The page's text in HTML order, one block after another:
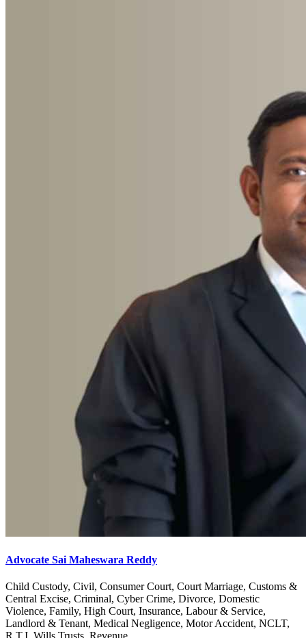
Advocate Sai Maheswara Reddy
Child Custody, Civil, Consumer Court, Court Marriage, Customs &
Central Excise, Criminal, Cyber Crime, Divorce, Domestic
Violence, Family, High Court, Insurance, Labour & Service,
Landlord & Tenant, Medical Negligence, Motor Accident, NCLT,